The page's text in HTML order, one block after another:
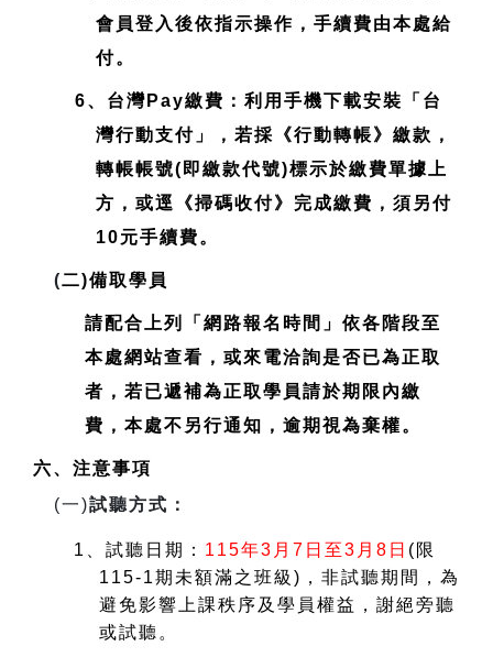
會員登入後依指示操作，手續費由本處給
付。
6、台灣Pay繳費：利用手機下載安裝「台
灣行動支付」，若採《行動轉帳》繳款，
轉帳帳號(即繳款代號)標示於繳費單據上
方，或逕《掃碼收付》完成繳費，須另付
10元手續費。
(二)備取學員
請配合上列「網路報名時間」依各階段至
本處網站查看，或來電洽詢是否已為正取
者，若已遞補為正取學員請於期限內繳
費，本處不另行通知，逾期視為棄權。
六、注意事項
(一)試聽方式：
1 、試聽日期： 115年3月7日至3月8日 ( 限
115-1期未額滿之班級)，非試聽期間，為
避免影響上課秩序及學員權益，謝絕旁聽
或試聽。